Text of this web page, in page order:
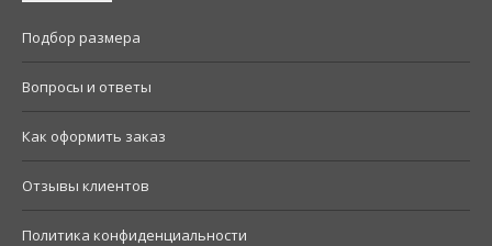
Подбор размера
Вопросы и ответы
Как оформить заказ
Отзывы клиентов
Политика конфиденциальности